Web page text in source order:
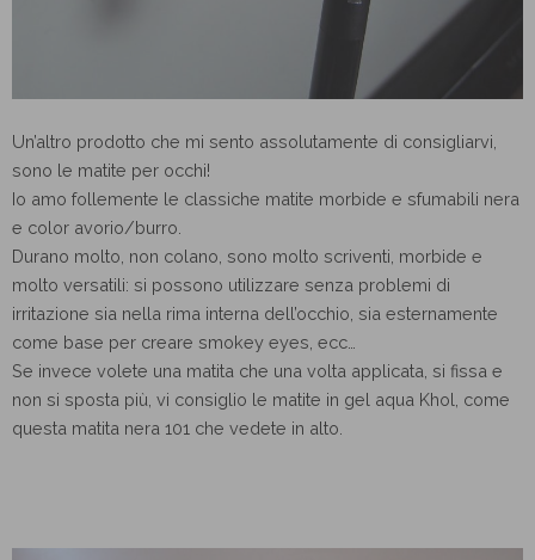
Un’altro prodotto che mi sento assolutamente di consigliarvi,
sono le matite per occhi!
Io amo follemente le classiche matite morbide e sfumabili nera
e color avorio/burro.
Durano molto, non colano, sono molto scriventi, morbide e
molto versatili: si possono utilizzare senza problemi di
irritazione sia nella rima interna dell’occhio, sia esternamente
come base per creare smokey eyes, ecc…
Se invece volete una matita che una volta applicata, si fissa e
non si sposta più, vi consiglio le matite in gel aqua Khol, come
questa matita nera 101 che vedete in alto.